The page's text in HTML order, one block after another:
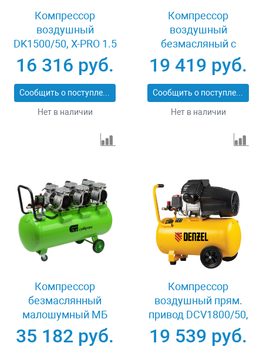
Компрессор
воздушный
DK1500/50, Х-PRO 1.5
кВт, 230 л/мин, 50 л
Denzel 58064
16 316 руб.
Сообщить о поступлении
Нет в наличии
Компрессор
воздушный
безмасляный с
набором аксессуаров
Зубр КП-200-24 Н6
19 419 руб.
Сообщить о поступлении
Нет в наличии
Компрессор
безмаслянный
малошумный МБ
2250/100, 2250 Вт,
100л, 400 л/мин
35 182 руб.
Компрессор
воздушный прям.
привод DCV1800/50,
1,8 кВт, 50 литров,
320 л/мин Denzel
19 539 руб.